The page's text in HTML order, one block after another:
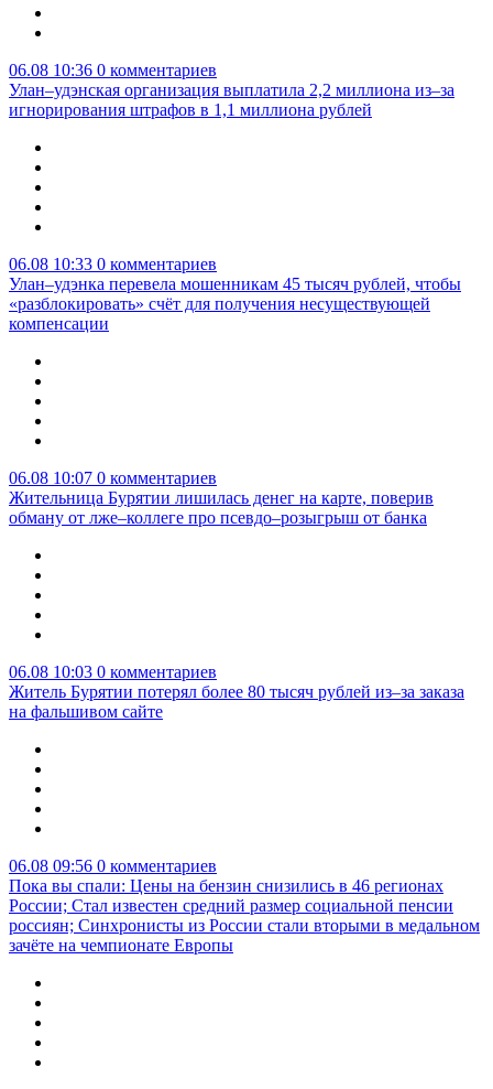
06.08 10:36 0 комментариев
Улан–удэнская организация выплатила 2,2 миллиона из–за
игнорирования штрафов в 1,1 миллиона рублей
06.08 10:33 0 комментариев
Улан–удэнка перевела мошенникам 45 тысяч рублей, чтобы
«разблокировать» счёт для получения несуществующей
компенсации
06.08 10:07 0 комментариев
Жительница Бурятии лишилась денег на карте, поверив
обману от лже–коллеге про псевдо–розыгрыш от банка
06.08 10:03 0 комментариев
Житель Бурятии потерял более 80 тысяч рублей из–за заказа
на фальшивом сайте
06.08 09:56 0 комментариев
Пока вы спали: Цены на бензин снизились в 46 регионах
России; Стал известен средний размер социальной пенсии
россиян; Синхронисты из России стали вторыми в медальном
зачёте на чемпионате Европы